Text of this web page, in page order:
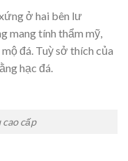
ở hai bên lư
mang tính thẩm mỹ,
đá. Tuỳ sở thích của
hạc đá.
cấp